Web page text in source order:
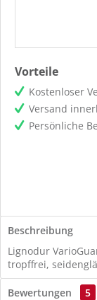
Vorteile
Kostenloser
Versand
Persönliche
Beschreibung
Lignodur
tropffrei,
Bewertungen
5